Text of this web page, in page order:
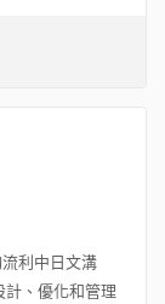
利中日文溝
計、優化和管理